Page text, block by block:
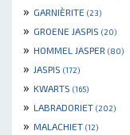
» GARNIÈRITE (23)
» GROENE JASPIS (20)
» HOMMEL JASPER (80)
» JASPIS (172)
» KWARTS (165)
» LABRADORIET (202)
» MALACHIET (12)